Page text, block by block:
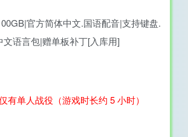
官方简体中文.国语配音|支持键盘.
文语言包|赠单板补丁[入库用]
有单人战役（游戏时长约 5 小时）